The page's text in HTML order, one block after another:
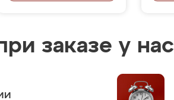
заказе у нас